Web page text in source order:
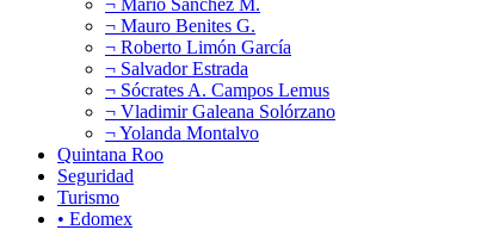
¬ Mauro Benites G.
¬ Roberto Limón García
¬ Salvador Estrada
¬ Sócrates A. Campos Lemus
¬ Vladimir Galeana Solórzano
¬ Yolanda Montalvo
Quintana Roo
Seguridad
Turismo
• Edomex